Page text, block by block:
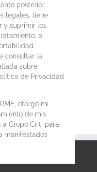
posterior.
legales, tiene
y suprimir los
a
consultar la
sobre
de Privacidad
otorgo mi
de mis
Grupo Crit, para
manifestados